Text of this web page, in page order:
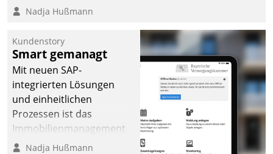
Nadja Hußmann
Kundenstory
Smart gemanagt
Mit neuen SAP-
integrierten Lösungen
und einheitlichen
Prozessen ist das
Immobilienmanagement
der Bayerischen
Nadja Hußmann